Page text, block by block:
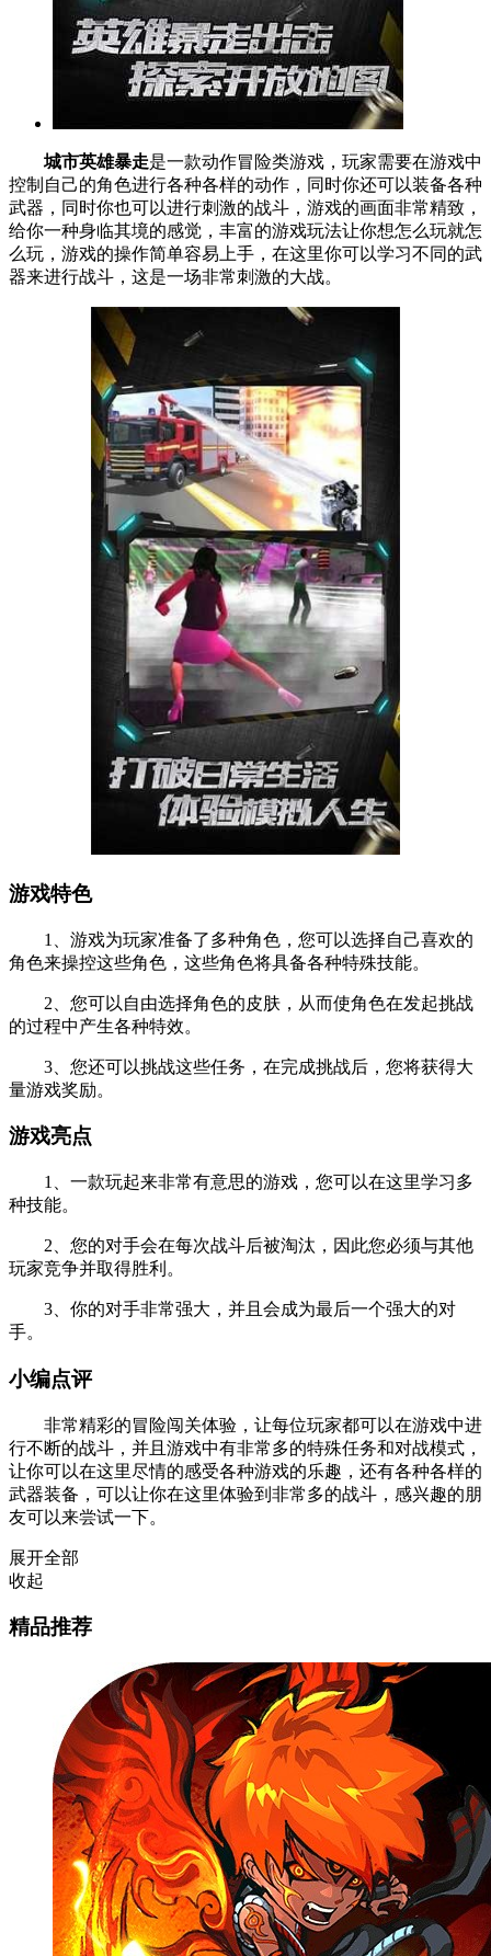
城市英雄暴走是一款动作冒险类游戏，玩家需要在游戏中
控制自己的角色进行各种各样的动作，同时你还可以装备各种
武器，同时你也可以进行刺激的战斗，游戏的画面非常精致，
给你一种身临其境的感觉，丰富的游戏玩法让你想怎么玩就怎
么玩，游戏的操作简单容易上手，在这里你可以学习不同的武
器来进行战斗，这是一场非常刺激的大战。
游戏特色
1、游戏为玩家准备了多种角色，您可以选择自己喜欢的
角色来操控这些角色，这些角色将具备各种特殊技能。
2、您可以自由选择角色的皮肤，从而使角色在发起挑战
的过程中产生各种特效。
3、您还可以挑战这些任务，在完成挑战后，您将获得大
量游戏奖励。
游戏亮点
1、一款玩起来非常有意思的游戏，您可以在这里学习多
种技能。
2、您的对手会在每次战斗后被淘汰，因此您必须与其他
玩家竞争并取得胜利。
3、你的对手非常强大，并且会成为最后一个强大的对
手。
小编点评
非常精彩的冒险闯关体验，让每位玩家都可以在游戏中进
行不断的战斗，并且游戏中有非常多的特殊任务和对战模式，
让你可以在这里尽情的感受各种游戏的乐趣，还有各种各样的
武器装备，可以让你在这里体验到非常多的战斗，感兴趣的朋
友可以来尝试一下。
展开全部
收起
精品推荐